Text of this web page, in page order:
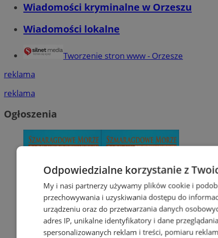
Wiadomości kryminalne w Orzeszu
Wiadomości lokalne
Tworzenie stron www - Orzesze
reklama
reklama
Ogłoszenia
Odpowiedzialne korzystanie z
My i nasi partnerzy używamy plików cookie i
przechowywania i uzyskiwania dostępu do
urządzeniu oraz do przetwarzania danych
adres IP, unikalne identyfikatory i dane
spersonalizowanych reklam i treści, pomiaru